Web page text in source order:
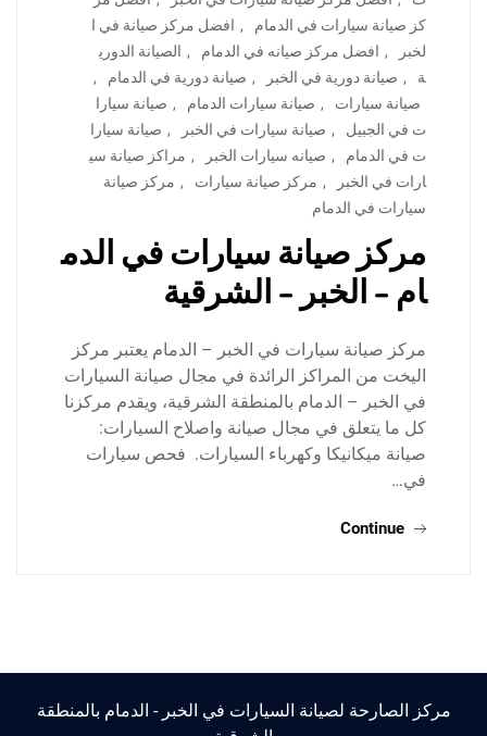
كز صيانة سيارات في الدمام
, افضل مركز صيانة في ا
لخبر
, افضل مركز صيانه في الدمام , الصيانة الدوري
ة
, صيانة دورية في الخبر , صيانة دورية في الدمام
,
صيانة سيارات
, صيانة سيارات الدمام , صيانة سيارا
ت في الجبيل
, صيانة سيارات في الخبر , صيانة سيارا
ت في الدمام
, صيانه سيارات الخبر , مراكز صيانة سي
ارات في الخبر
, مركز صيانة سيارات , مركز صيانة
سيارات في الدمام
مركز صيانة سيارات في الدم
ام – الخبر – الشرقية
مركز صيانة سيارات في الخبر – الدمام يعتبر مركز
اليخت من المراكز الرائدة في مجال صيانة السيارات
في الخبر – الدمام بالمنطقة الشرقية، ويقدم مركزنا
كل ما يتعلق في مجال صيانة واصلاح السيارات:
صيانة ميكانيكا وكهرباء السيارات. فحص سيارات
في…
Continue
مركز الصارحة لصيانة السيارات في الخبر - الدمام بالمنطقة